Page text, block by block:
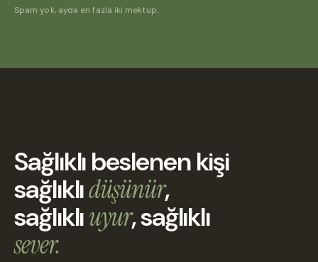
Spam yok, ayda en fazla iki mektup.
Sağlıklı beslenen kişi
sağlıklıdüşünür,
sağlıklıuyur, sağlıklı
sever.